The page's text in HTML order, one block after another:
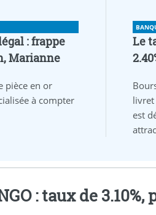
: frappe
Marianne
pièce en or
à compter
Le
livret
est
: taux de